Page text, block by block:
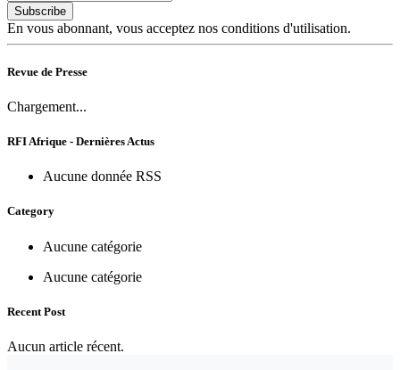
Subscribe
En vous abonnant, vous acceptez nos conditions d'utilisation.
Revue de Presse
Chargement...
RFI Afrique - Dernières Actus
Aucune donnée RSS
Category
Aucune catégorie
Aucune catégorie
Recent Post
Aucun article récent.